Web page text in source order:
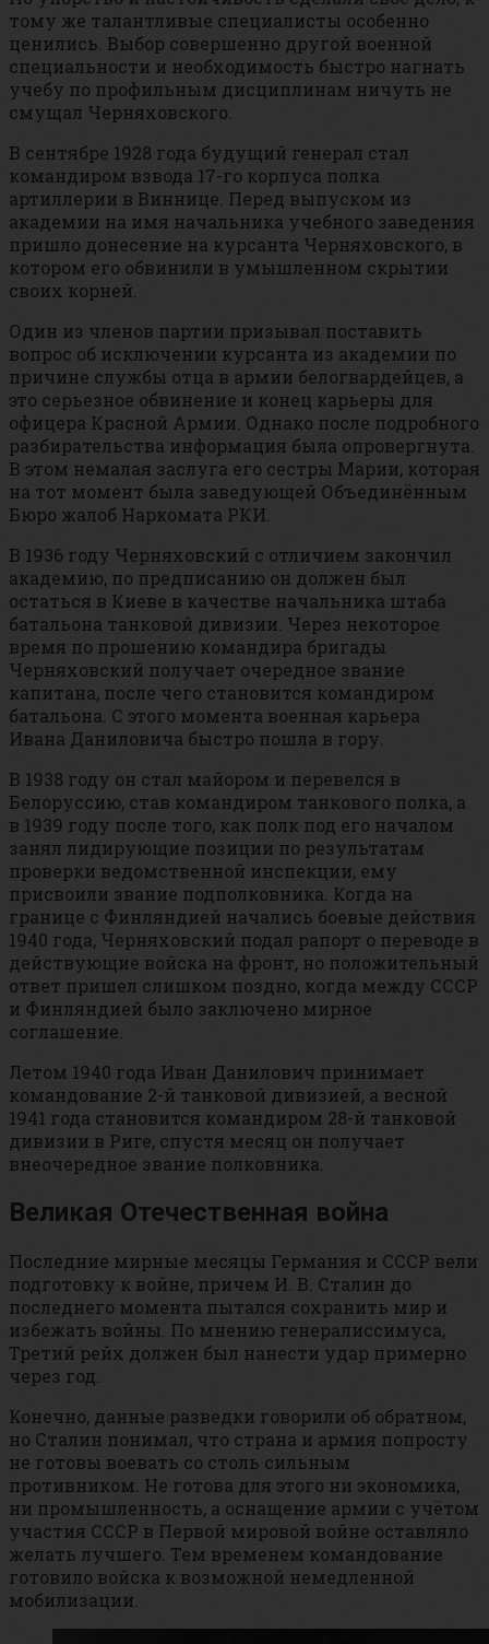
тому же талантливые специалисты особенно
ценились. Выбор совершенно другой военной
специальности и необходимость быстро нагнать
учебу по профильным дисциплинам ничуть не
смущал Черняховского.
В сентябре 1928 года будущий генерал стал
командиром взвода 17-го корпуса полка
артиллерии в Виннице. Перед выпуском из
академии на имя начальника учебного заведения
пришло донесение на курсанта Черняховского, в
котором его обвинили в умышленном скрытии
своих корней.
Один из членов партии призывал поставить
вопрос об исключении курсанта из академии по
причине службы отца в армии белогвардейцев, а
это серьезное обвинение и конец карьеры для
офицера Красной Армии. Однако после подробного
разбирательства информация была опровергнута.
В этом немалая заслуга его сестры Марии, которая
на тот момент была заведующей Объединённым
Бюро жалоб Наркомата РКИ.
В 1936 году Черняховский с отличием закончил
академию, по предписанию он должен был
остаться в Киеве в качестве начальника штаба
батальона танковой дивизии. Через некоторое
время по прошению командира бригады
Черняховский получает очередное звание
капитана, после чего становится командиром
батальона. С этого момента военная карьера
Ивана Даниловича быстро пошла в гору.
В 1938 году он стал майором и перевелся в
Белоруссию, став командиром танкового полка, а
в 1939 году после того, как полк под его началом
занял лидирующие позиции по результатам
проверки ведомственной инспекции, ему
присвоили звание подполковника. Когда на
границе с Финляндией начались боевые действия
1940 года, Черняховский подал рапорт о переводе в
действующие войска на фронт, но положительный
ответ пришел слишком поздно, когда между СССР
и Финляндией было заключено мирное
соглашение.
Летом 1940 года Иван Данилович принимает
командование 2-й танковой дивизией, а весной
1941 года становится командиром 28-й танковой
дивизии в Риге, спустя месяц он получает
внеочередное звание полковника.
Великая Отечественная война
Последние мирные месяцы Германия и СССР вели
подготовку к войне, причем И. В. Сталин до
последнего момента пытался сохранить мир и
избежать войны. По мнению генералиссимуса,
Третий рейх должен был нанести удар примерно
через год.
Конечно, данные разведки говорили об обратном,
но Сталин понимал, что страна и армия попросту
не готовы воевать со столь сильным
противником. Не готова для этого ни экономика,
ни промышленность, а оснащение армии с учётом
участия СССР в Первой мировой войне оставляло
желать лучшего. Тем временем командование
готовило войска к возможной немедленной
мобилизации.